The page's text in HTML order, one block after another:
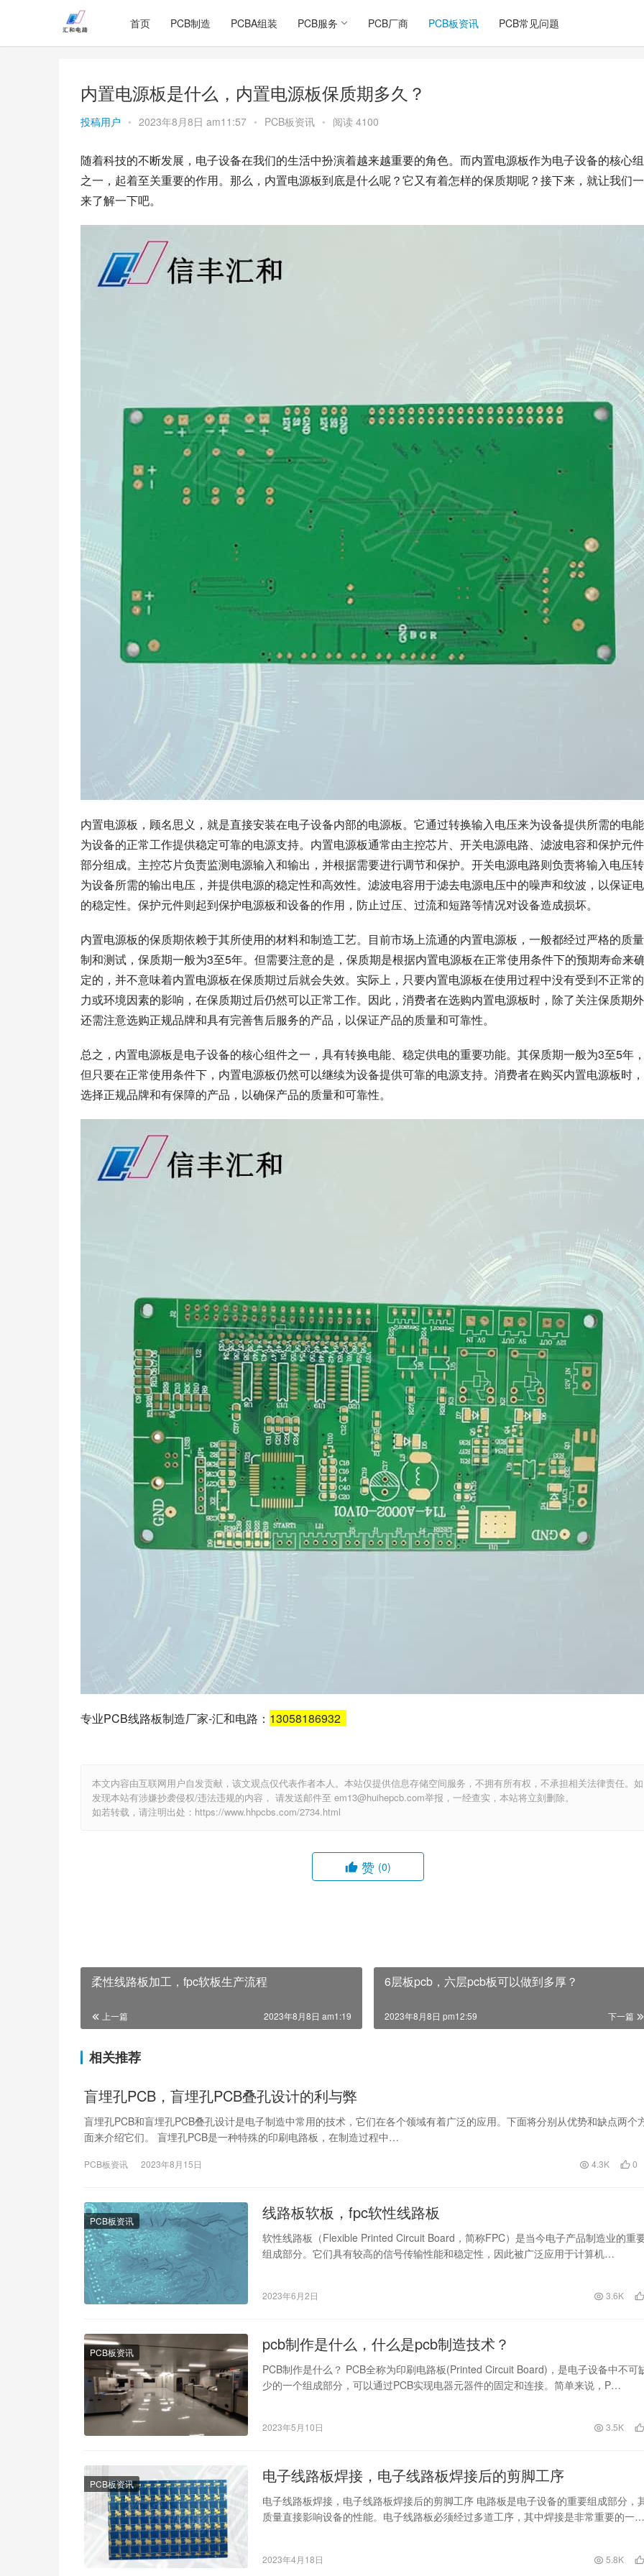
首页 PCB制造 PCBA组装 PCB服务 PCB厂商 PCB板资讯 PCB常见问题
内置电源板是什么，内置电源板保质期多久？
投稿用户 • 2023年8月8日 am11:57 • PCB板资讯 • 阅读 4100
随着科技的不断发展，电子设备在我们的生活中扮演着越来越重要的角色。而内置电源板作为电子设备的核心
之一，起着至关重要的作用。那么，内置电源板到底是什么呢？它又有着怎样的保质期呢？接下来，就让我们
来了解一下吧。
内置电源板，顾名思义，就是直接安装在电子设备内部的电源板。它通过转换输入电压来为设备提供所需的电
为设备的正常工作提供稳定可靠的电源支持。内置电源板通常由主控芯片、开关电源电路、滤波电容和保护元
部分组成。主控芯片负责监测电源输入和输出，并根据需要进行调节和保护。开关电源电路则负责将输入电压
为设备所需的输出电压，并提供电源的稳定性和高效性。滤波电容用于滤去电源电压中的噪声和纹波，以保证
的稳定性。保护元件则起到保护电源板和设备的作用，防止过压、过流和短路等情况对设备造成损坏。
内置电源板的保质期依赖于其所使用的材料和制造工艺。目前市场上流通的内置电源板，一般都经过严格的质
制和测试，保质期一般为3至5年。但需要注意的是，保质期是根据内置电源板在正常使用条件下的预期寿命来
定的，并不意味着内置电源板在保质期过后就会失效。实际上，只要内置电源板在使用过程中没有受到不正常
力或环境因素的影响，在保质期过后仍然可以正常工作。因此，消费者在选购内置电源板时，除了关注保质期
还需注意选购正规品牌和具有完善售后服务的产品，以保证产品的质量和可靠性。
总之，内置电源板是电子设备的核心组件之一，具有转换电能、稳定供电的重要功能。其保质期一般为3至5年
但只要在正常使用条件下，内置电源板仍然可以继续为设备提供可靠的电源支持。消费者在购买内置电源板时
选择正规品牌和有保障的产品，以确保产品的质量和可靠性。
专业PCB线路板制造厂家-汇和电路： 13058186932
本文内容由互联网用户自发贡献，该文观点仅代表作者本人。本站仅提供信息存储空间服务，不拥有所有权，不承担相关法律责任。如
发现本站有涉嫌抄袭侵权/违法违规的内容， 请发送邮件至 em13@huihepcb.com举报，一经查实，本站将立刻删除。
如若转载，请注明出处：https://www.hhpcbs.com/2734.html
赞 (0)
柔性线路板加工，fpc软板生产流程
上一篇 2023年8月8日 am1:19
6层板pcb，六层pcb板可以做到多厚？
下一篇
2023年8月8日 pm12:59
相关推荐
盲埋孔PCB，盲埋孔PCB叠孔设计的利与弊
盲埋孔PCB和盲埋孔PCB叠孔设计是电子制造中常用的技术，它们在各个领域有着广泛的应用。下面将分别从优势和缺点两个
面来介绍它们。 盲埋孔PCB是一种特殊的印刷电路板，在制造过程中…
PCB板资讯 2023年8月15日 4.3K 0
PCB板资讯 线路板软板，fpc软性线路板
软性线路板（Flexible Printed Circuit Board，简称FPC）是当今电子产品制造业的重
组成部分。它们具有较高的信号传输性能和稳定性，因此被广泛应用于计算机…
2023年6月2日 3.6K
PCB板资讯 pcb制作是什么，什么是pcb制造技术？
PCB制作是什么？ PCB全称为印刷电路板(Printed Circuit Board)，是电子设备中不可
少的一个组成部分，可以通过PCB实现电器元器件的固定和连接。简单来说，P…
2023年5月10日 3.5K
PCB板资讯 电子线路板焊接，电子线路板焊接后的剪脚工序
电子线路板焊接，电子线路板焊接后的剪脚工序 电路板是电子设备的重要组成部分，
质量直接影响设备的性能。电子线路板必须经过多道工序，其中焊接是非常重要的一个
2023年4月18日 5.8K